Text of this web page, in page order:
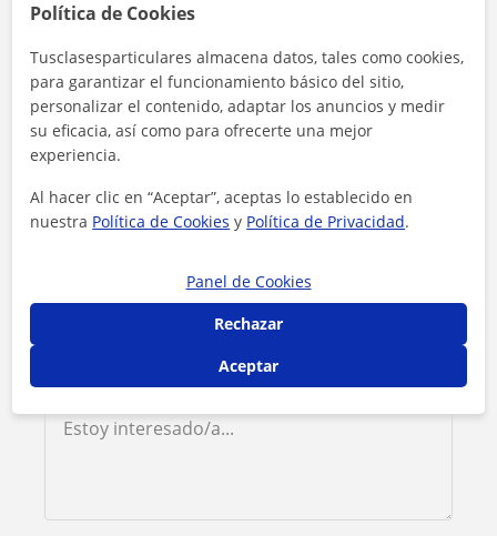
Contacta con Belén
Tarifa 30 €/h
1ª clase gratis
Política de Cookies
Tusclasesparticulares almacena datos, tales como cookies,
para garantizar el funcionamiento básico del sitio,
personalizar el contenido, adaptar los anuncios y medir
su eficacia, así como para ofrecerte una mejor
experiencia.
Al hacer clic en “Aceptar”, aceptas lo establecido en
nuestra Política de Cookies y Política de Privacidad.
Panel de Cookies
Rechazar
Aceptar